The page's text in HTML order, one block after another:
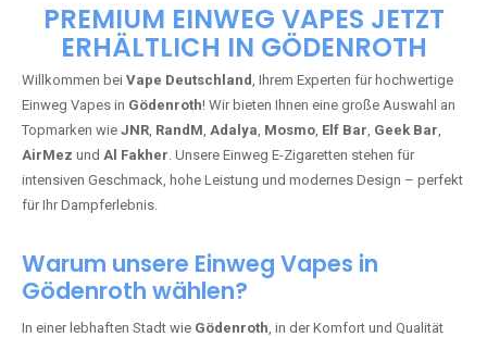
PREMIUM EINWEG VAPES JETZT
ERHÄLTLICH IN GÖDENROTH
Willkommen bei Vape Deutschland, Ihrem Experten für hochwertige
Einweg Vapes in Gödenroth! Wir bieten Ihnen eine große Auswahl an
Topmarken wie JNR, RandM, Adalya, Mosmo, Elf Bar, Geek Bar,
AirMez und Al Fakher. Unsere Einweg E-Zigaretten stehen für
intensiven Geschmack, hohe Leistung und modernes Design – perfekt
für Ihr Dampferlebnis.
Warum unsere Einweg Vapes in
Gödenroth wählen?
In einer lebhaften Stadt wie Gödenroth, in der Komfort und Qualität